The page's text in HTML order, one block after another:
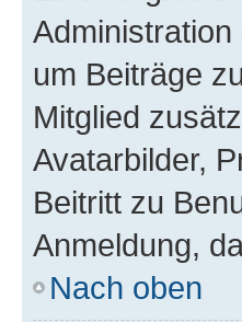
um Beiträge
Mitglied
Avatarbilder,
Beitritt zu
Anmeldung,
Nach oben